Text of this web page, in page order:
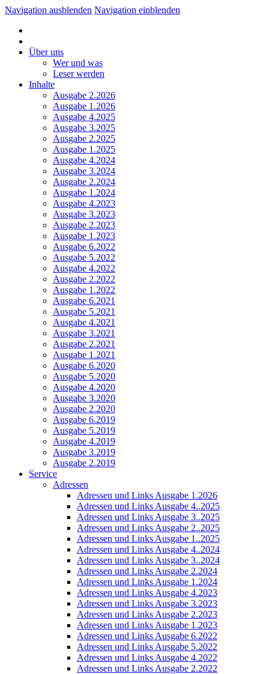
Navigation ausblenden Navigation einblenden
Über uns
Wer und was
Leser werden
Inhalte
Ausgabe 2.2026
Ausgabe 1.2026
Ausgabe 4.2025
Ausgabe 3.2025
Ausgabe 2.2025
Ausgabe 1.2025
Ausgabe 4.2024
Ausgabe 3.2024
Ausgabe 2.2024
Ausgabe 1.2024
Ausgabe 4.2023
Ausgabe 3.2023
Ausgabe 2.2023
Ausgabe 1.2023
Ausgabe 6.2022
Ausgabe 5.2022
Ausgabe 4.2022
Ausgabe 2.2022
Ausgabe 1.2022
Ausgabe 6.2021
Ausgabe 5.2021
Ausgabe 4.2021
Ausgabe 3.2021
Ausgabe 2.2021
Ausgabe 1.2021
Ausgabe 6.2020
Ausgabe 5.2020
Ausgabe 4.2020
Ausgabe 3.2020
Ausgabe 2.2020
Ausgabe 6.2019
Ausgabe 5.2019
Ausgabe 4.2019
Ausgabe 3.2019
Ausgabe 2.2019
Service
Adressen
Adressen und Links Ausgabe 1.2026
Adressen und Links Ausgabe 4..2025
Adressen und Links Ausgabe 3..2025
Adressen und Links Ausgabe 2..2025
Adressen und Links Ausgabe 1..2025
Adressen und Links Ausgabe 4..2024
Adressen und Links Ausgabe 3..2024
Adressen und Links Ausgabe 2.2024
Adressen und Links Ausgabe 1.2024
Adressen und Links Ausgabe 4.2023
Adressen und Links Ausgabe 3.2023
Adressen und Links Ausgabe 2.2023
Adressen und Links Ausgabe 1.2023
Adressen und Links Ausgabe 6.2022
Adressen und Links Ausgabe 5.2022
Adressen und Links Ausgabe 4.2022
Adressen und Links Ausgabe 2.2022